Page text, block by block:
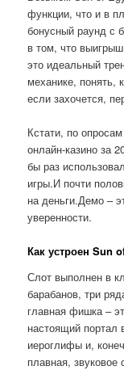
функции, что и в
бонусный раунд с
в том, что
это идеальный
механике, понять,
если захочется,
Кстати, по
онлайн-казино за
бы раз
игры.И почти
на деньги.Демо –
уверенности.
Как устроен Sun
Слот выполнен в
барабанов, три
главная фишка –
настоящий портал
иероглифы и,
плавная, звуковое